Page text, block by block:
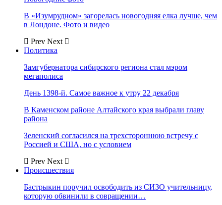
В «Изумрудном» загорелась новогодняя елка лучше, чем
в Лондоне. Фото и видео
Prev Next
Политика
Замгубернатора сибирского региона стал мэром
мегаполиса
День 1398-й. Самое важное к утру 22 декабря
В Каменском районе Алтайского края выбрали главу
района
Зеленский согласился на трехстороннюю встречу с
Россией и США, но с условием
Prev Next
Происшествия
Бастрыкин поручил освободить из СИЗО учительницу,
которую обвинили в совращении…